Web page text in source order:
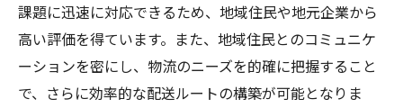
課題に迅速に対応できるため、地域住民や地元企業から
高い評価を得ています。また、地域住民とのコミュニケ
ーションを密にし、物流のニーズを的確に把握すること
で、さらに効率的な配送ルートの構築が可能となりま